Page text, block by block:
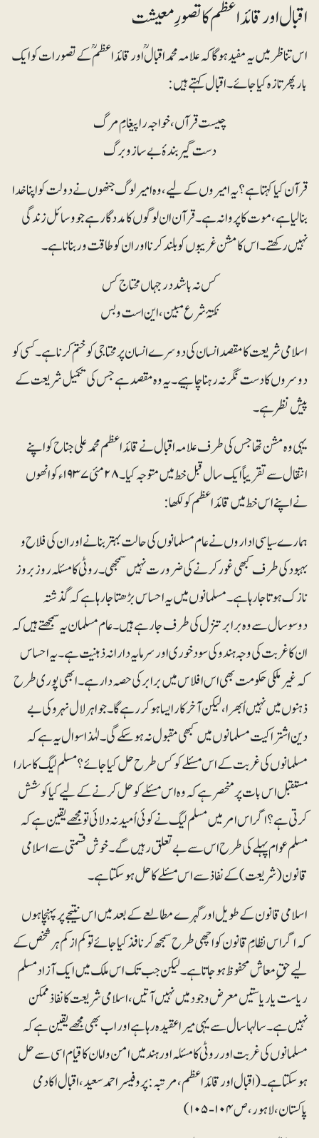
اقبال اور قائداعظم کا تصورِ معیشت
اس تناظر میں یہ مفید ہوگا کہ علامہ محمد اقبالؒ اور قائداعظمؒ کے تصورات کو ایک
بار پھر تازہ کیا جائے۔اقبال کہتے ہیں:
چیست قرآں، خواجہ را پیغامِ مرگ
دست گیر بندۂ بے ساز و برگ
قرآن کیا کہتا ہے؟ یہ امیروں کے لیے، وہ امیر لوگ جنھوں نے دولت کو اپنا خدا
بنا لیا ہے، موت کا پروانہ ہے۔ قرآن ان لوگوں کا مددگار ہے جو وسائل زندگی
نہیں رکھتے۔ اس کا مشن غریبوں کو بلند کرنا اور ان کو طاقت ور بنانا ہے۔
کس نہ باشد درجہاں محتاج کس
نکتۂ شرع مبین ، این است و بس
اسلامی شریعت کا مقصد انسان کی دوسرے انسان پرمحتاجی کو ختم کرنا ہے۔ کسی کو
دوسروں کا دست نگر نہ رہنا چاہیے۔ یہ وہ مقصد ہے جس کی تکمیل شریعت کے
پیش نظر ہے۔
یہی وہ مشن تھا جس کی طرف علامہ اقبال نے قائداعظم محمدعلی جناح کو اپنے
انتقال سے تقریباً ایک سال قبل خط میں متوجہ کیا۔ ۲۸مئی ۱۹۳۷ء کو انھوں
نے اپنے اس خط میں قائداعظم کو لکھا:
ہمارے سیاسی اداروں نے عام مسلمانوں کی حالت بہتر بنانے اور ان کی فلاح و
بہبود کی طرف کبھی غور کرنے کی ضرورت نہیں سمجھی۔ روٹی کا مسئلہ روز بروز
نازک ہوتا جارہا ہے۔ مسلمانوں میں یہ احساس بڑھتا جارہا ہے کہ گذشتہ
دوسوسال سے وہ برابر تنزل کی طرف جارہے ہیں۔ عام مسلمان یہ سمجھتے ہیں کہ
ان کا غربت کی وجہ ہندو کی سودخوری اور سرمایہ دارانہ ذہنیت ہے۔ یہ احساس
کہ غیرملکی حکومت بھی اس افلاس میں برابر کی حصہ دار ہے۔ ابھی پوری طرح
ذہنوں میں نہیں اُبھرا، لیکن آخرکار ایسا ہو کر رہے گا۔ جواہر لال نہرو کی بے
دین اشتراکیت مسلمانوں میں کبھی مقبول نہ ہوسکےگی۔ لہٰذا سوال یہ ہے کہ
مسلمانوں کی غربت کے اس مسئلے کو کس طرح حل کیا جائے؟ مسلم لیگ کا سارا
مستقبل اس بات پر منحصر ہے کہ وہ اس مسئلے کو حل کرنے کے لیے کیا کوشش
کرتی ہے؟ اگر اس امر میں مسلم لیگ نے کوئی اُمید نہ دلائی تو مجھے یقین ہے کہ
مسلم عوام پہلے کی طرح اس سے بے تعلق رہیں گے۔ خوش قسمتی سے اسلامی
قانون (شریعت) کے نفاذ سے اس مسئلے کا حل ہوسکتا ہے۔
اسلامی قانون کے طویل اور گہرے مطالعے کے بعد میں اس نتیجے پر پہنچا ہوں
کہ اگر اس نظامِ قانون کو اچھی طرح سمجھ کر نافذ کیا جائے تو کم از کم ہرشخص کے
لیے حقِ معاش محفوظ ہوجاتا ہے۔ لیکن جب تک اس ملک میں ایک آزاد مسلم
ریاست یا ریاستیں معرض وجود میں نہیں آتیں، اسلامی شریعت کا نفاذ ممکن
نہیں ہے۔ سالہا سال سے یہی میرا عقیدہ رہا ہے اور اب بھی مجھے یقین ہے کہ
مسلمانوں کی غربت اور روٹی کا مسئلہ اور ہند میں امن و امان کا قیام اسی سے حل
ہوسکتا ہے۔ (اقبال اور قائداعظم ،مرتبہ: پروفیسر احمد سعید، اقبال اکادمی
پاکستان، لاہور، ص۱۰۴-۱۰۵)